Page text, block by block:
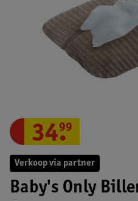
Verkoop via partner
Baby's Only
34.
99